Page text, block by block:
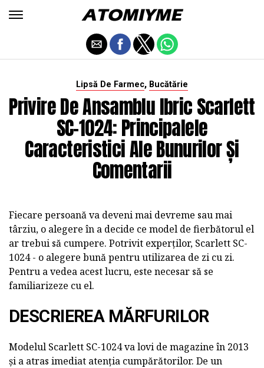
Lipsă De Farmec, Bucătărie
Privire De Ansamblu Ibric Scarlett
SC-1024: Principalele
Caracteristici Ale Bunurilor Și
Comentarii
Fiecare persoană va deveni mai devreme sau mai
târziu, o alegere în a decide ce model de fierbătorul el
ar trebui să cumpere. Potrivit experților, Scarlett SC-
1024 - o alegere bună pentru utilizarea de zi cu zi.
Pentru a vedea acest lucru, este necesar să se
familiarizeze cu el.
DESCRIEREA MĂRFURILOR
Modelul Scarlett SC-1024 va lovi de magazine în 2013
și a atras imediat atenția cumpărătorilor. De un